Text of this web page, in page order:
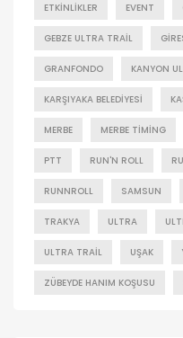
ETKINLIKLER EVENT
GEBZE ULTRA TRAIL
GRANFONDO KANYON
KARŞIYAKA BELEDIYESI
MERBE MERBE TIMING
PTT RUN'N ROLL
RUNNROLL SAMSUN
TRAKYA ULTRA
ULTRA TRAIL UŞAK
ZÜBEYDE HANIM KOŞUSU